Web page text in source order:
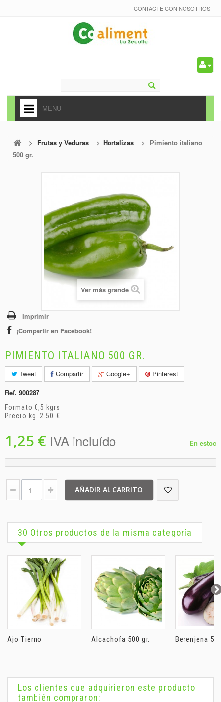
CONTACTE CON NOSOTROS
MENU
+
ALIMENTACIÓN
CARNICERÍA Y CHARCUTERÍA
CONGELADOS
DROGUERÍA
> Frutas y Veduras > Hortalizas >
Pimiento italiano
500 gr.
Ver más grande
Imprimir
¡Compartir en Facebook!
PIMIENTO ITALIANO 500 GR.
Tweet Compartir Google+
Pinterest
Ref. 900287
Formato 0,5 kgrs
Precio kg. 2.50 €
1,25 € IVA incluído En estoc
AÑADIR AL CARRITO
30 Otros productos de la misma categoría
Ajo Tierno Alcachofa 500 gr. Berenjena
Los clientes que adquirieron este producto
también compraron: